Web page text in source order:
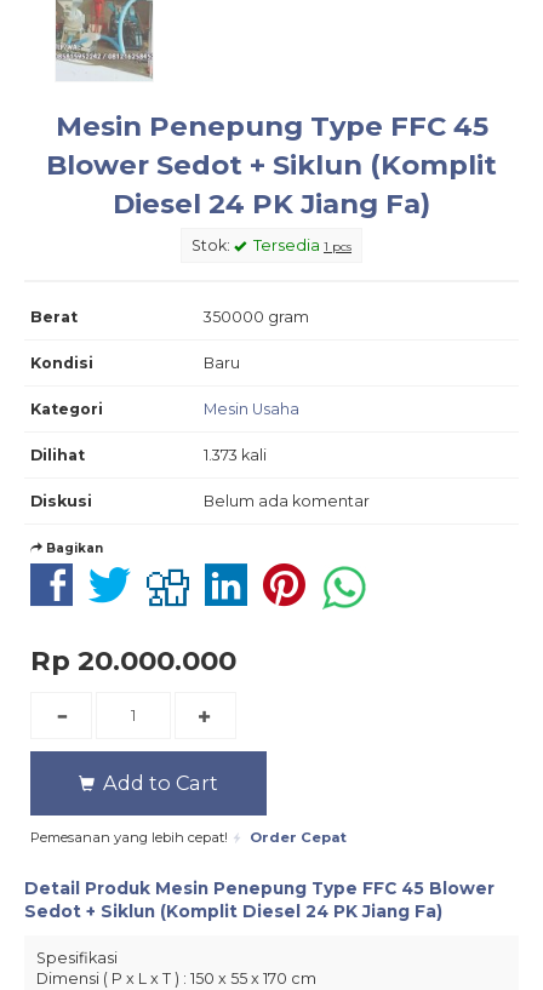
Mesin Penepung Type FFC 45
Blower Sedot + Siklun (Komplit
Diesel 24 PK Jiang Fa)
Stok: Tersedia 1 pcs
Berat 350000 gram
Kondisi Baru
Kategori Mesin Usaha
Dilihat 1.373 kali
Diskusi Belum ada komentar
Bagikan
Rp 20.000.000
Add to Cart
Pemesanan yang lebih cepat! Order Cepat
Detail Produk Mesin Penepung Type FFC 45 Blower
Sedot + Siklun (Komplit Diesel 24 PK Jiang Fa)
Spesifikasi
Dimensi ( P x L x T ) : 150 x 55 x 170 cm